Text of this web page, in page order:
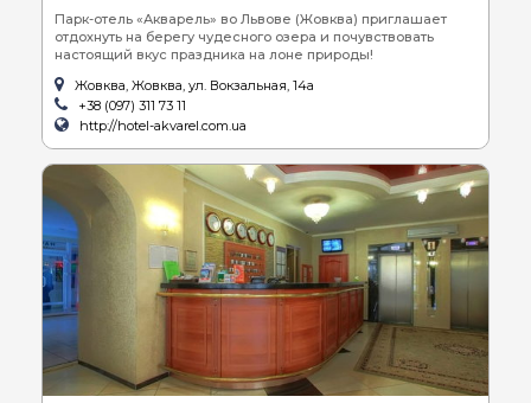
Парк-отель «Акварель» во Львове (Жовква) приглашает
отдохнуть на берегу чудесного озера и почувствовать
настоящий вкус праздника на лоне природы!
Жовква, Жовква, ул. Вокзальная, 14а
+38 (097) 311 73 11
http://hotel-akvarel.com.ua